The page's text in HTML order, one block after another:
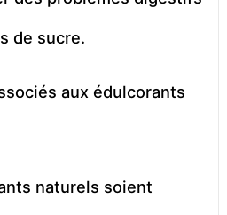
de sucre.
aux édulcorants
naturels soient